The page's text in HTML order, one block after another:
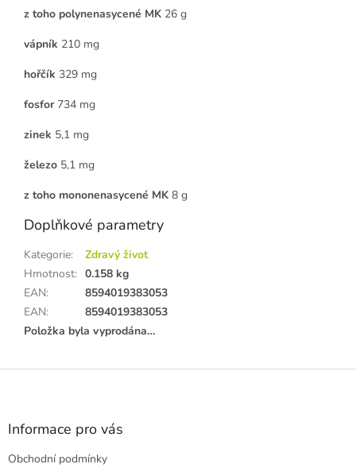
z toho polynenasycené MK 26 g
vápník 210 mg
hořčík 329 mg
fosfor 734 mg
zinek 5,1 mg
železo 5,1 mg
z toho mononenasycené MK 8 g
Doplňkové parametry
Kategorie:
Zdravý život
Hmotnost: 0.158 kg
EAN:
8594019383053
EAN:
8594019383053
Položka byla vyprodána…
Z
Informace pro vás
Obchodní podmínky